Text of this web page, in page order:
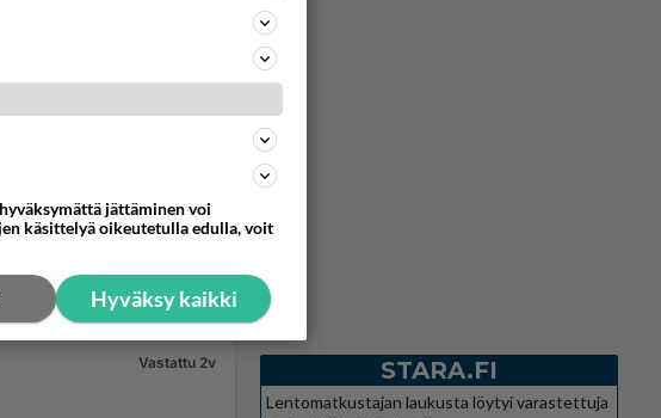
pienennys
3 83 0
Vastattu 2v STARA.FI
Lentomatkustajan laukusta löytyi varastettuja
jättäminen voi
käsittelyä oikeutetulla edulla, voit
Hyväksy kaikki